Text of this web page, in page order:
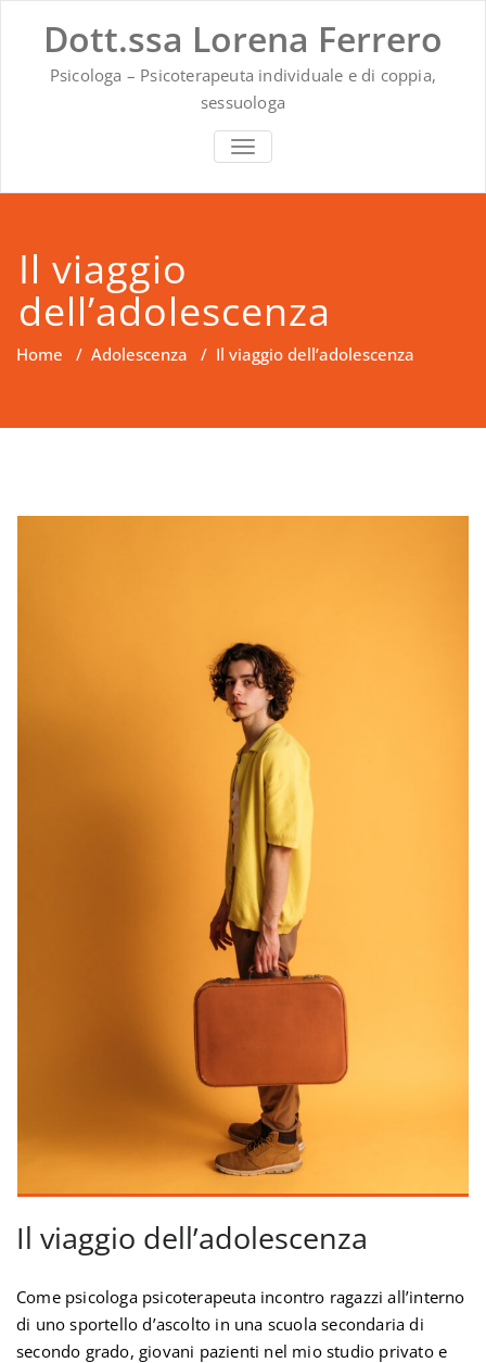
contenutoDott.ssa Lorena Ferrero
Psicologa – Psicoterapeuta individuale e di coppia,
sessuologa
MOSTRA O NASCONDI LA
Il viaggio
dell’adolescenza
Home / Adolescenza / Il viaggio dell’adolescenza
Il viaggio dell’adolescenza
Come psicologa psicoterapeuta incontro ragazzi all’interno
di uno sportello d’ascolto in una scuola secondaria di
secondo grado, giovani pazienti nel mio studio privato e